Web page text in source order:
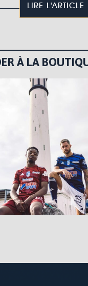
LIRE L'ARTICLE
À LA